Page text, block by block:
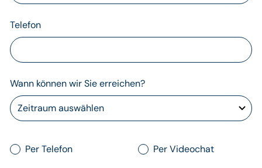
Telefon
Wann können wir Sie erreichen?
Per Telefon Per Videochat